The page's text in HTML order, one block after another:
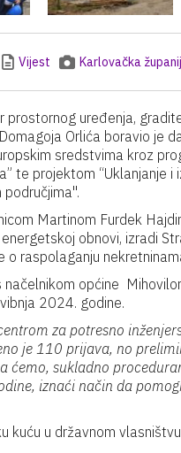
Vijest Karlovačka
prostornog uređenja,
Orlića boravio je
sredstvima kroz
te projektom “Uklanjanje
Martinom Furdek
obnovi, izradi
raspolaganju
općine
2024. godine.
za potresno
je 110 prijava, no
ćemo, sukladno
iznaći način da
kuću u državnom